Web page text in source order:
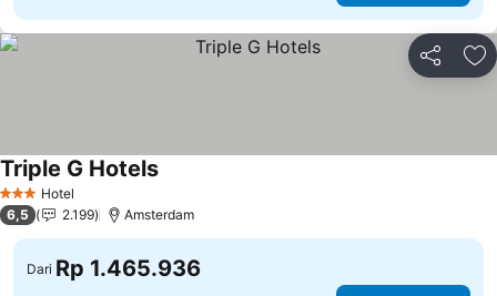
Bagikan
3 BintangHotel
Triple G Hotels
6,5 2.199 Amsterdam
Dari Rp 1.465.936